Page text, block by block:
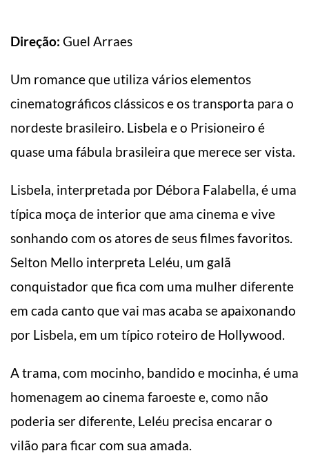
Direção: Guel Arraes
Um romance que utiliza vários elementos
cinematográficos clássicos e os transporta para o
nordeste brasileiro. Lisbela e o Prisioneiro é
quase uma fábula brasileira que merece ser vista.
Lisbela, interpretada por Débora Falabella, é uma
típica moça de interior que ama cinema e vive
sonhando com os atores de seus filmes favoritos.
Selton Mello interpreta Leléu, um galã
conquistador que fica com uma mulher diferente
em cada canto que vai mas acaba se apaixonando
por Lisbela, em um típico roteiro de Hollywood.
A trama, com mocinho, bandido e mocinha, é uma
homenagem ao cinema faroeste e, como não
poderia ser diferente, Leléu precisa encarar o
vilão para ficar com sua amada.